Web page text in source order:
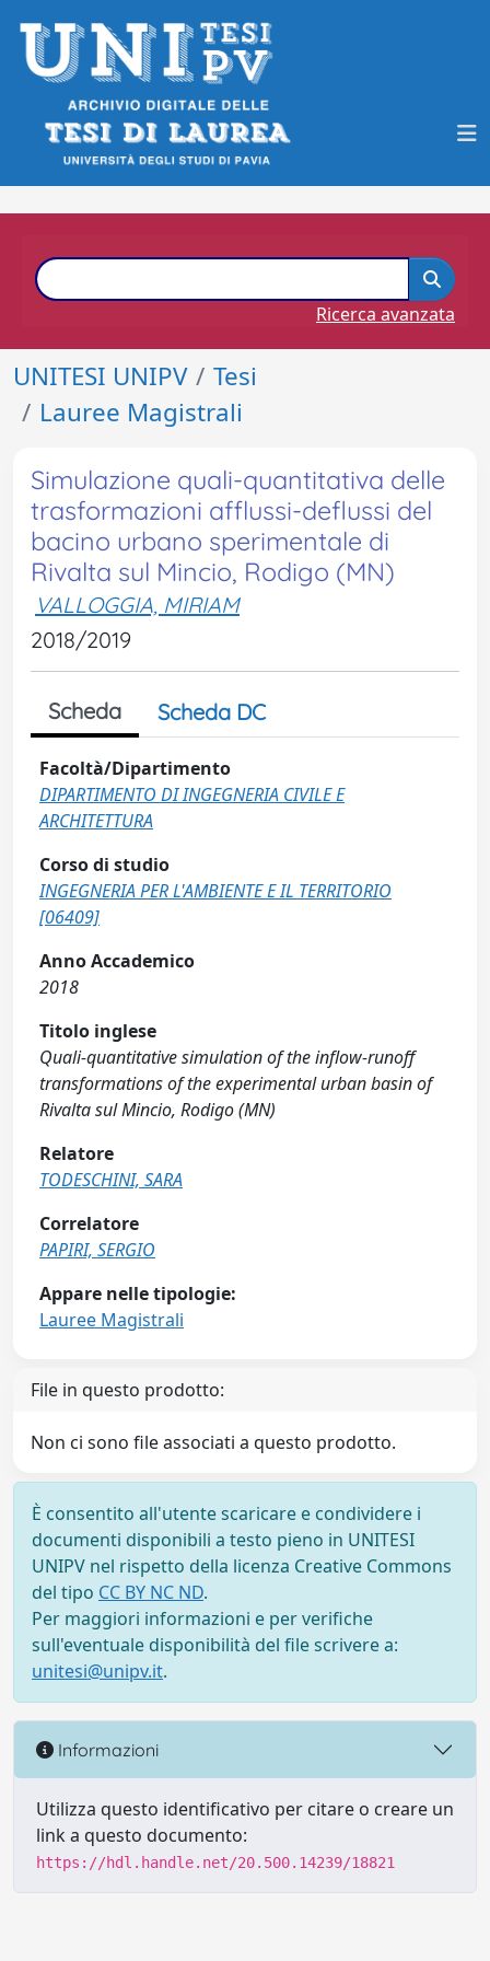
Ricerca avanzata
UNITESI UNIPV
Tesi
Lauree Magistrali
Simulazione quali-quantitativa delle
trasformazioni afflussi-deflussi del
bacino urbano sperimentale di
Rivalta sul Mincio, Rodigo (MN)
VALLOGGIA, MIRIAM
2018/2019
Scheda Scheda DC
Facoltà/Dipartimento
DIPARTIMENTO DI INGEGNERIA CIVILE E
ARCHITETTURA
Corso di studio
INGEGNERIA PER L'AMBIENTE E IL TERRITORIO
[06409]
Anno Accademico
2018
Titolo inglese
Quali-quantitative simulation of the inflow-runoff
transformations of the experimental urban basin of
Rivalta sul Mincio, Rodigo (MN)
Relatore
TODESCHINI, SARA
Correlatore
PAPIRI, SERGIO
Appare nelle tipologie:
Lauree Magistrali
File in questo prodotto:
Non ci sono file associati a questo prodotto.
È consentito all'utente scaricare e condividere i
documenti disponibili a testo pieno in UNITESI
UNIPV nel rispetto della licenza Creative Commons
del tipo CC BY NC ND.
Per maggiori informazioni e per verifiche
sull'eventuale disponibilità del file scrivere a:
unitesi@unipv.it.
Informazioni
Utilizza questo identificativo per citare o creare un
link a questo documento:
https://hdl.handle.net/20.500.14239/18821